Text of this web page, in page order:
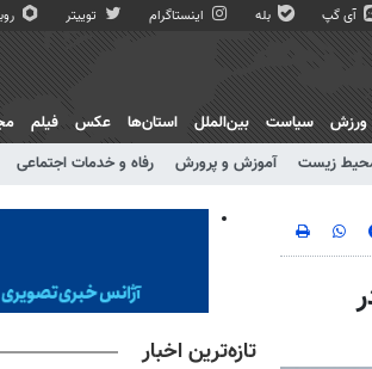
آی گپ بله اینستاگرام توییتر
زیست آموزش و پرورش رفاه و خدمات اجتماعی
ورزش سیاست بین‌الملل استان‌ها عکس فیلم
تازه‌ترین اخبار